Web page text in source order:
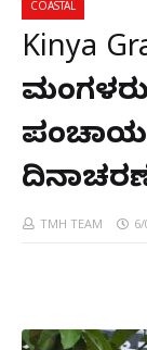
COASTAL
Kinya
TMH TEAM